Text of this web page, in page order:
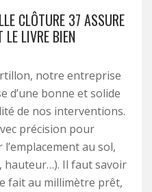
CLÔTURE 37 ASSURE
LE LIVRE BIEN
notre entreprise
d’une bonne et solide
de nos interventions.
précision pour
au sol,
hauteur…). Il faut savoir
fait au millimètre prêt,